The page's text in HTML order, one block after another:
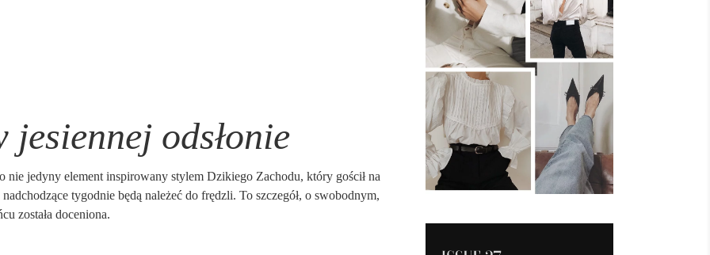
odsłonie
jedyny element inspirowany stylem Dzikiego Zachodu, który gościł na
tygodnie będą należeć do frędzli. To szczegół, o swobodnym,
została doceniona.